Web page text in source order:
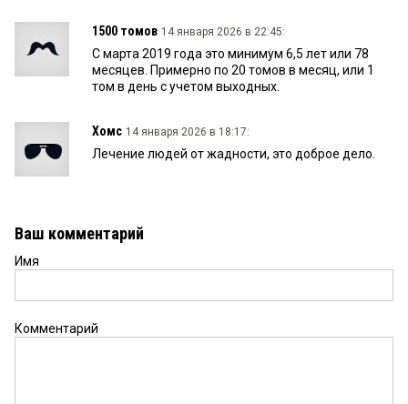
1500 томов 14 января 2026 в 22:45:
С марта 2019 года это минимум 6,5 лет или 78
месяцев. Примерно по 20 томов в месяц, или 1
том в день с учетом выходных.
Хомс 14 января 2026 в 18:17:
Лечение людей от жадности, это доброе дело.
Ваш комментарий
Имя
Комментарий